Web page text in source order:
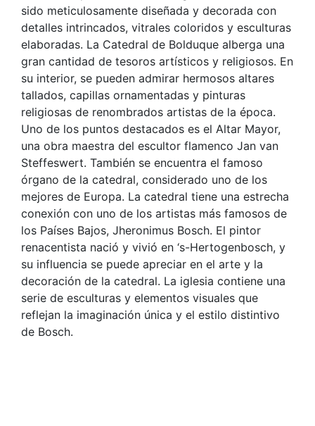
sido meticulosamente diseñada y decorada con
detalles intrincados, vitrales coloridos y esculturas
elaboradas. La Catedral de Bolduque alberga una
gran cantidad de tesoros artísticos y religiosos. En
su interior, se pueden admirar hermosos altares
tallados, capillas ornamentadas y pinturas
religiosas de renombrados artistas de la época.
Uno de los puntos destacados es el Altar Mayor,
una obra maestra del escultor flamenco Jan van
Steffeswert. También se encuentra el famoso
órgano de la catedral, considerado uno de los
mejores de Europa. La catedral tiene una estrecha
conexión con uno de los artistas más famosos de
los Países Bajos, Jheronimus Bosch. El pintor
renacentista nació y vivió en ‘s-Hertogenbosch, y
su influencia se puede apreciar en el arte y la
decoración de la catedral. La iglesia contiene una
serie de esculturas y elementos visuales que
reflejan la imaginación única y el estilo distintivo
de Bosch.